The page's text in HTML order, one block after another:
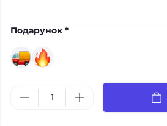
Подарунок *